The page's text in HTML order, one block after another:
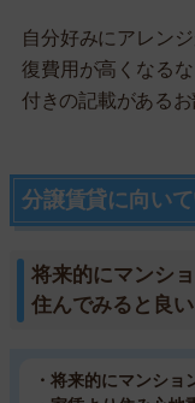
自分好みにアレン
復費用が高くなる
付きの記載があるお
分譲賃貸に向い
将来的にマンシ
住んでみると良い
・将来的にマンショ